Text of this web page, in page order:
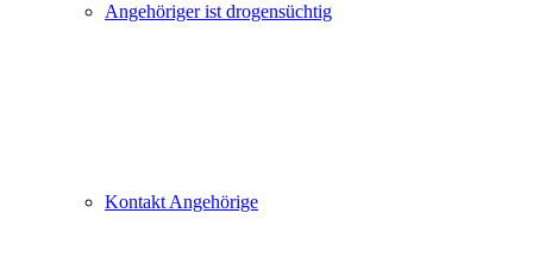
Angehöriger ist drogensüchtig
Kontakt Angehörige